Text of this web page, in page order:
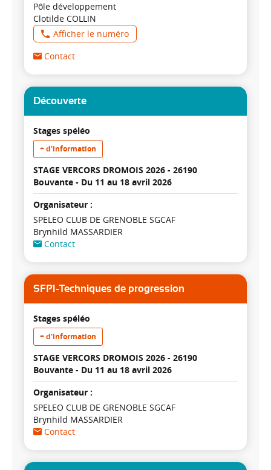
Pôle développement
Clotilde COLLIN
Afficher le numéro
Contact
Découverte
Stages spéléo
+ d'information
STAGE VERCORS DROMOIS 2026 - 26190
Bouvante - Du 11 au 18 avril 2026
Organisateur :
SPELEO CLUB DE GRENOBLE SGCAF
Brynhild MASSARDIER
Contact
SFP1-Techniques de progression
Stages spéléo
+ d'information
STAGE VERCORS DROMOIS 2026 - 26190
Bouvante - Du 11 au 18 avril 2026
Organisateur :
SPELEO CLUB DE GRENOBLE SGCAF
Brynhild MASSARDIER
Contact